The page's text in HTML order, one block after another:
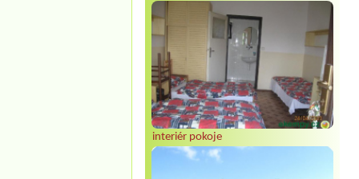
interiér pokoje